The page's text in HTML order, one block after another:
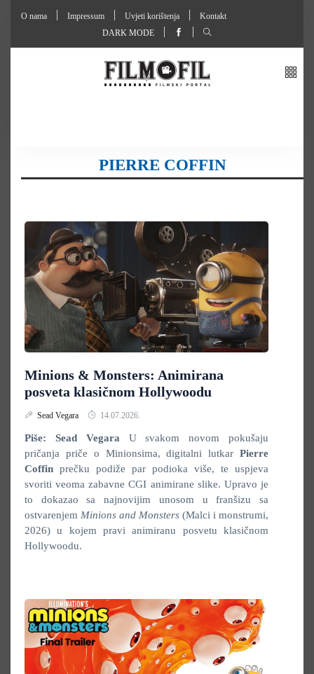
O nama Impressum Uvjeti korištenja
Kontakt
DARK MODE
PIERRE COFFIN
Minions & Monsters: Animirana
posveta klasičnom Hollywoodu
Sead Vegara 14.07.2026.
Piše: Sead Vegara U svakom novom pokušaju
pričanja priče o Minionsima, digitalni lutkar Pierre
Coffin prečku podiže par podioka više, te uspjeva
svoriti veoma zabavne CGI animirane slike. Upravo je
to dokazao sa najnovijim unosom u franšizu sa
ostvarenjem Minions and Monsters (Malci i monstrumi,
2026) u kojem pravi animiranu posvetu klasičnom
Hollywoodu.